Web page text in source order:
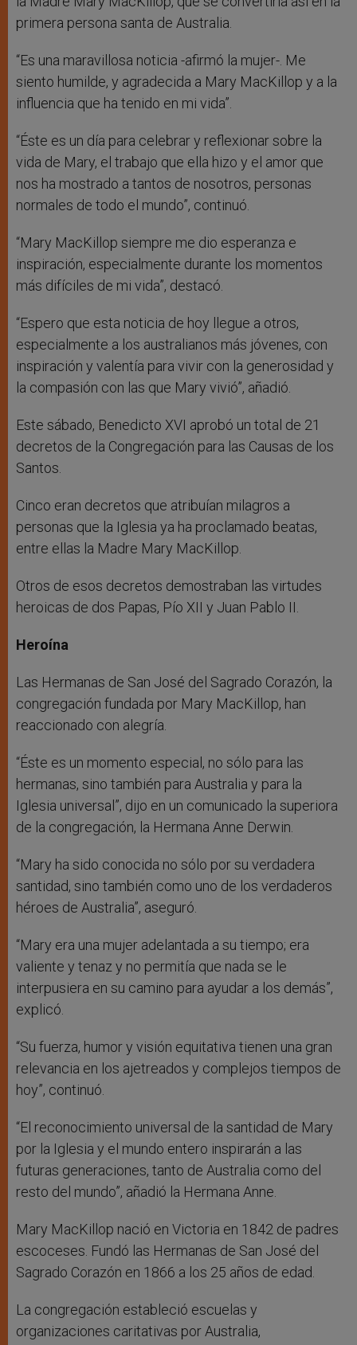
primera persona santa de Australia.
“Es una maravillosa noticia -afirmó la mujer-. Me
siento humilde, y agradecida a Mary MacKillop y a la
influencia que ha tenido en mi vida”.
“Éste es un día para celebrar y reflexionar sobre la
vida de Mary, el trabajo que ella hizo y el amor que
nos ha mostrado a tantos de nosotros, personas
normales de todo el mundo”, continuó.
“Mary MacKillop siempre me dio esperanza e
inspiración, especialmente durante los momentos
más difíciles de mi vida”, destacó.
“Espero que esta noticia de hoy llegue a otros,
especialmente a los australianos más jóvenes, con
inspiración y valentía para vivir con la generosidad y
la compasión con las que Mary vivió”, añadió.
Este sábado, Benedicto XVI aprobó un total de 21
decretos de la Congregación para las Causas de los
Santos.
Cinco eran decretos que atribuían milagros a
personas que la Iglesia ya ha proclamado beatas,
entre ellas la Madre Mary MacKillop.
Otros de esos decretos demostraban las virtudes
heroicas de dos Papas, Pío XII y Juan Pablo II.
Heroína
Las Hermanas de San José del Sagrado Corazón, la
congregación fundada por Mary MacKillop, han
reaccionado con alegría.
“Éste es un momento especial, no sólo para las
hermanas, sino también para Australia y para la
Iglesia universal”, dijo en un comunicado la superiora
de la congregación, la Hermana Anne Derwin.
“Mary ha sido conocida no sólo por su verdadera
santidad, sino también como uno de los verdaderos
héroes de Australia”, aseguró.
“Mary era una mujer adelantada a su tiempo; era
valiente y tenaz y no permitía que nada se le
interpusiera en su camino para ayudar a los demás”,
explicó.
“Su fuerza, humor y visión equitativa tienen una gran
relevancia en los ajetreados y complejos tiempos de
hoy”, continuó.
“El reconocimiento universal de la santidad de Mary
por la Iglesia y el mundo entero inspirarán a las
futuras generaciones, tanto de Australia como del
resto del mundo”, añadió la Hermana Anne.
Mary MacKillop nació en Victoria en 1842 de padres
escoceses. Fundó las Hermanas de San José del
Sagrado Corazón en 1866 a los 25 años de edad.
La congregación estableció escuelas y
organizaciones caritativas por Australia,